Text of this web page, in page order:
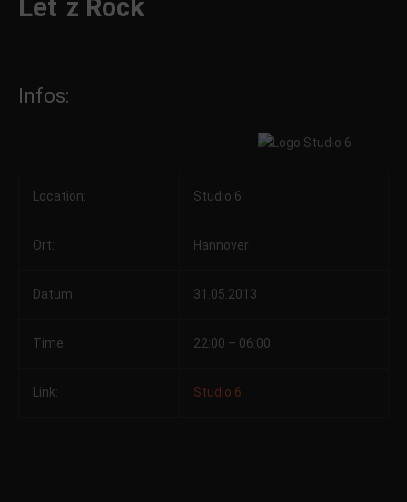
Let´z Rock
Infos:
Location: Studio 6
Ort: Hannover
Datum: 31.05.2013
Time: 22:00 – 06:00
Link: Studio 6